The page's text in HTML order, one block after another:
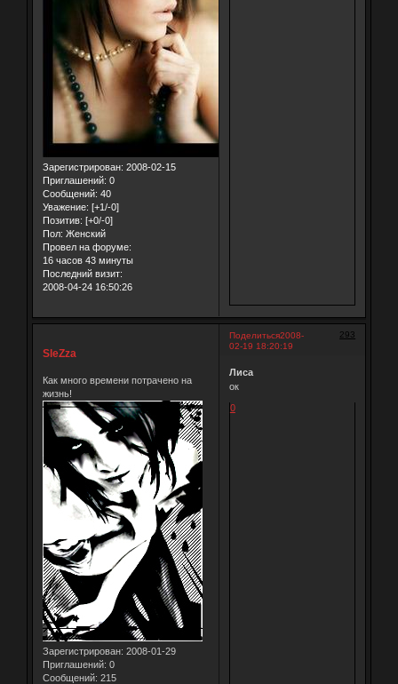
Зарегистрирован: 2008-02-15
Приглашений: 0
Сообщений: 40
Уважение: [+1/-0]
Позитив: [+0/-0]
Пол: Женский
Провел на форуме:
16 часов 43 минуты
Последний визит:
2008-04-24 16:50:26
Поделиться 293
2008-
02-19 18:20:19
SleZza
Как много времени потрачено на
жизнь!
Зарегистрирован: 2008-01-29
Приглашений: 0
Сообщений: 215
Лиса
ок
0